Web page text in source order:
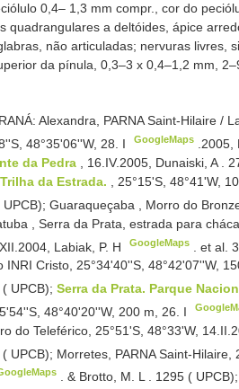
0,4– 1,3 mm compr., cor do
quadrangulares a deltóides, ápice
não articuladas; nervuras livres,
da pínula, 0,3–3 x 0,4–1,2 mm,
Alexandra, PARNA Saint-Hilaire /
48°35'06''W, 28. I
GoogleMaps
da Pedra , 16.IV.2005, Dunaiski, A
Trilha da Estrada. , 25°15'S, 48°41'W,
Guaraqueçaba , Morro do
, Serra da Prata, estrada para
Labiak, P. H
GoogleMaps
. et al.
INRI Cristo, 25°34'40''S, 48°42'07''W,
( UPCB);Serra da Prata. Parque
48°40'20''W, 200 m, 26. I
do Teleférico, 25°51'S, 48°33'W,
UPCB); Morretes, PARNA Saint-Hilaire,
. & Brotto, M. L 1295 ( UPCB);